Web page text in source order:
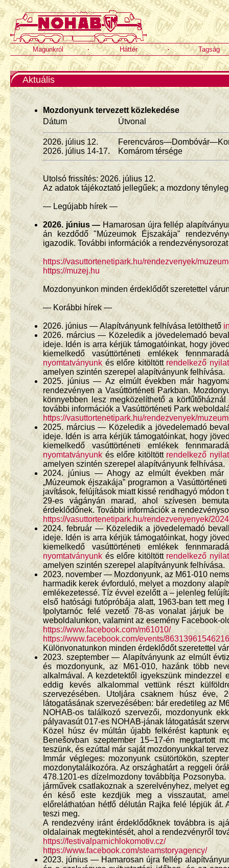
Magunkról · Háttér · Tagság
Aktuális
Mozdonyunk tervezett közlekedése
Dátum
Útvonal
2026. július 12.
2026. július 14-17.
Komárom térsége
Utolsó frissítés: 2026. július 12.
Az adatok tájékoztató jellegűek; a mozdony
— Legújabb hírek —
2026. június —Hamarosan újra fellép
án kezdődő "Múzeumok Éjszakája"
igazodik. További információk a
https://vasuttortenetipark.hu/rendezvenyek/
https://muzej.hu
Mozdonyunkon minden érdeklődőt szeretettel
— Korábbi hírek —
2026. június — Alapítványunk felhívása letölthető
2026. március — Közeledik a jövedelemadó
ideje. Idén is arra kérjük támogatóinkat, hogy
kiemelkedő vasúttörténeti emlékek
nyomtatványunkés előre kitöltöttrendelkező
amelyen szintén szerepel alapítványunk felhívása.
2025. június — Az elmúlt években már
rendezvényen a Vasúttörténeti Parkban.
könnyebben lesz megközelíthető a
további információk a Vasúttörténeti Park
https://vasuttortenetipark.hu/rendezvenyek/
2025. március — Közeledik a jövedelemadó
ideje. Idén is arra kérjük támogatóinkat, hogy
kiemelkedő vasúttörténeti emlékek
nyomtatványunkés előre kitöltöttrendelkező
amelyen szintén szerepel alapítványunk felhívása.
2024. június — Ahogy az elmúlt években már
„Múzeumok éjszakája” programon a
javítások, felújítások miatt kissé rendhagyó
29-es vágányán marad, ahol szívesen
érdeklődőnek. További információk a
https://vasuttortenetipark.hu/rendezvenyenyek/
2024. február — Közeledik a jövedelemadó
ideje. Idén is arra kérjük támogatóinkat, hogy
kiemelkedő vasúttörténeti emlékek
nyomtatványunkés előre kitöltöttrendelkező
amelyen szintén szerepel alapítványunk felhívása.
2023. november — Mozdonyunk, az M61-010
harmadik kerek évforduló, melyet a mozdony
emlékezetessé. Tíz évvel ezelőtt a – jelenleg
első hatósági futópróbája alatt, 1963-ban tett
Ipolytarnóc felé vezető 78-as vonalat járjuk be
weboldalunkon, valamint az esemény Facebook-
https://www.facebook.com/m61010/
https://www.facebook.com/events/
Különvonatunkon minden érdeklődőt szeretettel
2023. szeptember — Alapítványunk az elmúlt
és mozdonyunk, az M61-010, hazánk több
alkalmával. A kezdetektől igyekszünk
eddig kevés alkalommal vettünk részt
szervezésében. Utoljára csaknem húsz éve,
látogatásának szervezésében: bár eredetileg az
NOHAB-os találkozó szervezői, mozdonyunk
pályavasút 017-es NOHAB-jának látogatását
Közel húsz év múltán újabb felkérést kaptunk
Benešovban szeptember 15–17-én megtartott
teszünk, és ezúttal már saját mozdonyunkkal
Immár végleges: mozonyunk csütörtökön,
mozdonytalálkozóra. Az országhatárt a reggeli
478.1201-es dízelmozdony továbbítja
járművek csatlakoznak a szerelvényhez, melyet
én késő este kezdjük meg a visszautat,
előreláthatóan hétfő délután Rajka felé lépjük át.
teszi meg.
A rendezvény iránt érdeklődőknek továbbra is
oldalainak megtekintését, ahol a rendezvényről
https://festivalparnichlokomotiv.cz/
https://www.facebook.com/steamstoryagency/
2023. június — Hamarosan újra fellép